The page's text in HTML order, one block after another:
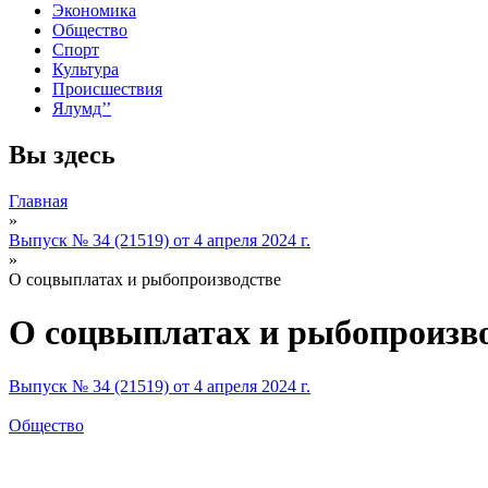
Экономика
Общество
Спорт
Культура
Происшествия
Ялумд’’
Вы здесь
Главная
»
Выпуск № 34 (21519) от 4 апреля 2024 г.
»
О соцвыплатах и рыбопроизводстве
О соцвыплатах и
Выпуск № 34 (21519) от 4 апреля 2024 г.
Общество